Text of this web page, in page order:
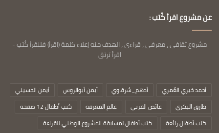
عن مشروع اقرأ كُتب :
مشروع ثقافي ، معرفي ، قراءي ، الهدف منه إعلاء كلمة (اقرأ) فلنقرأ كُتب -
اقرأ ترتق
أحمد خيري العُمري أدهم_شرقاوي أيمن أبوالروس
أيمن الحسيني
طارق البكري
عائض القرني عالم المعرفة
كتب أطفال 12 صفحة
كتب أطفال رائعة
كتب أطفال لمسابقة المشروع الوطني للقراءة